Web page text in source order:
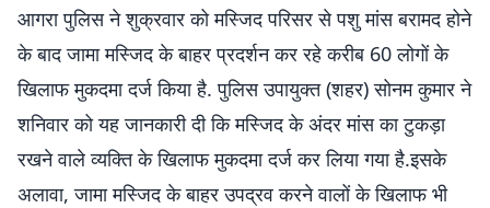
आगरा पुलिस ने शुक्रवार को मस्जिद परिसर से पशु मांस बरामद होने
के बाद जामा मस्जिद के बाहर प्रदर्शन कर रहे करीब 60 लोगों के
खिलाफ मुकदमा दर्ज किया है. पुलिस उपायुक्त (शहर) सोनम कुमार ने
शनिवार को यह जानकारी दी कि मस्जिद के अंदर मांस का टुकड़ा
रखने वाले व्यक्ति के खिलाफ मुकदमा दर्ज कर लिया गया है.इसके
अलावा, जामा मस्जिद के बाहर उपद्रव करने वालों के खिलाफ भी